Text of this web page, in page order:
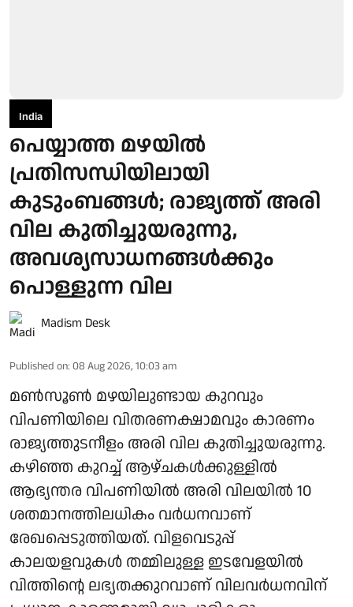
India
പെയ്യാത്ത മഴയില്‍
പ്രതിസന്ധിയിലായി
കുടുംബങ്ങള്‍; രാജ്യത്ത് അരി
വില കുതിച്ചുയരുന്നു,
അവശ്യസാധനങ്ങള്‍ക്കും
പൊള്ളുന്ന വില
Madism Desk
Published on: 08 Aug 2026, 10:03 am
മണ്‍സൂണ്‍ മഴയിലുണ്ടായ കുറവും
വിപണിയിലെ വിതരണക്ഷാമവും കാരണം
രാജ്യത്തുടനീളം അരി വില കുതിച്ചുയരുന്നു.
കഴിഞ്ഞ കുറച്ച് ആഴ്ചകള്‍ക്കുള്ളില്‍
ആഭ്യന്തര വിപണിയില്‍ അരി വിലയില്‍ 10
ശതമാനത്തിലധികം വര്‍ധനവാണ്
രേഖപ്പെടുത്തിയത്. വിളവെടുപ്പ്
കാലയളവുകള്‍ തമ്മിലുള്ള ഇടവേളയില്‍
വിത്തിന്റെ ലഭ്യതക്കുറവാണ് വിലവര്‍ധനവിന്